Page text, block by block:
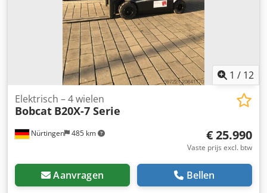
1 / 12
Nürtingen 485 km
Elektrisch – 4 wielen
Bobcat B20X-7 Serie
€ 25.990
Vaste prijs excl. btw
Aanvragen Bellen